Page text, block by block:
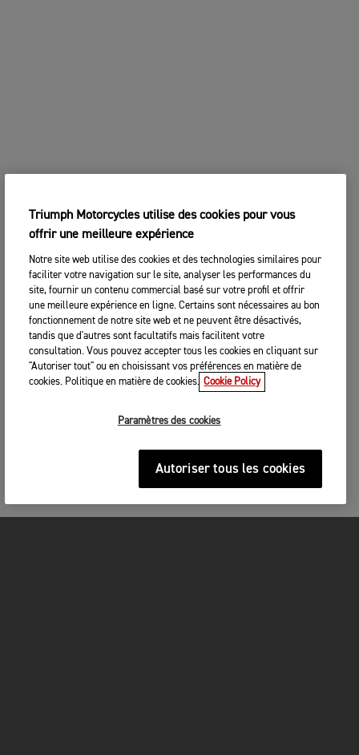
Triumph Motorcycles utilise des cookies pour vous
offrir une meilleure expérience
Notre site web utilise des cookies et des technologies similaires pour
faciliter votre navigation sur le site, analyser les performances du
site, fournir un contenu commercial basé sur votre profil et offrir
une meilleure expérience en ligne. Certains sont nécessaires au bon
fonctionnement de notre site web et ne peuvent être désactivés,
tandis que d'autres sont facultatifs mais facilitent votre
consultation. Vous pouvez accepter tous les cookies en cliquant sur
"Autoriser tout" ou en choisissant vos préférences en matière de
cookies. Politique en matière de cookies. Cookie Policy
Paramètres des cookies
Autoriser tous les cookies